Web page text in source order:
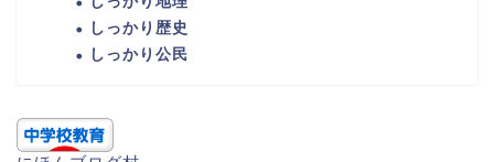
しっかり歴史
しっかり公民